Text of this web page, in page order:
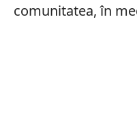
comunitatea, în